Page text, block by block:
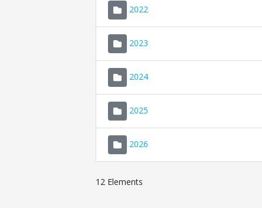
2022
2023
2024
2025
2026
12 Elements